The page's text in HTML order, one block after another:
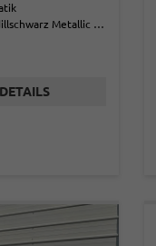
Grenadillschwarz Metallic (0E)
DETAILS